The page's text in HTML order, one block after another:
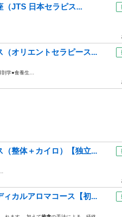
（JTS 日本セラピス...
オリエントセラピース...
剖学●食養生…
（整体＋カイロ）【独立...
ィカルアロマコース【初...